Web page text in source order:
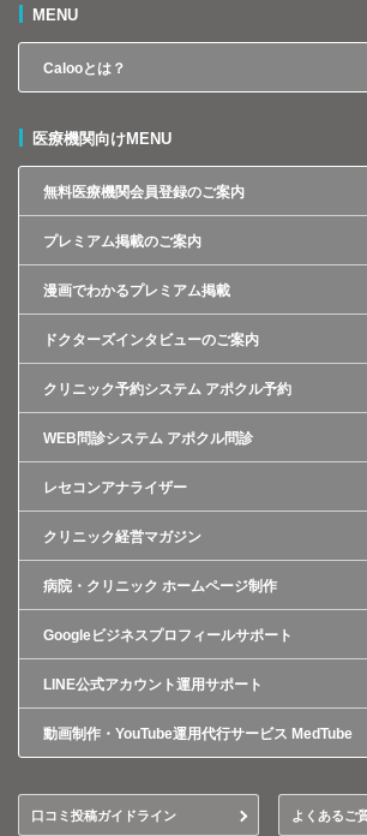
MENU
Calooとは？
医療機関向けMENU
無料医療機関会員登録のご案内
プレミアム掲載のご案内
漫画でわかるプレミアム掲載
ドクターズインタビューのご案内
クリニック予約システム アポクル予約
WEB問診システム アポクル問診
レセコンアナライザー
クリニック経営マガジン
病院・クリニック ホームページ制作
Googleビジネスプロフィールサポート
LINE公式アカウント運用サポート
動画制作・YouTube運用代行サービス MedTube
口コミ投稿ガイドライン よくあるご